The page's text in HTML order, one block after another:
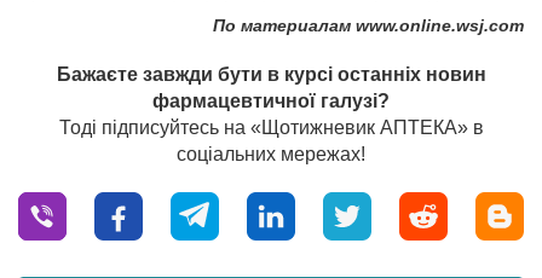
По материалам www.online.wsj.com
Бажаєте завжди бути в курсі останніх новин
фармацевтичної галузі?
Тоді підписуйтесь на «Щотижневик АПТЕКА» в
соціальних мережах!